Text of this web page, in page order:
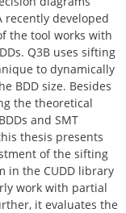
recently developed
the tool works with
Q3B uses sifting
to dynamically
BDD size. Besides
the theoretical
and SMT
thesis presents
of the sifting
in the CUDD library
work with partial
it evaluates the